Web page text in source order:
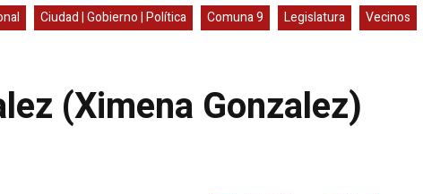
Ciudad | Gobierno | Política Comuna 9 Legislatura Vecinos
(Ximena Gonzalez)